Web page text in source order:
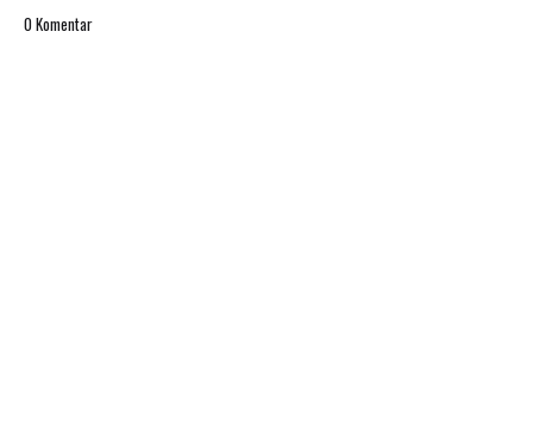
0 Komentar